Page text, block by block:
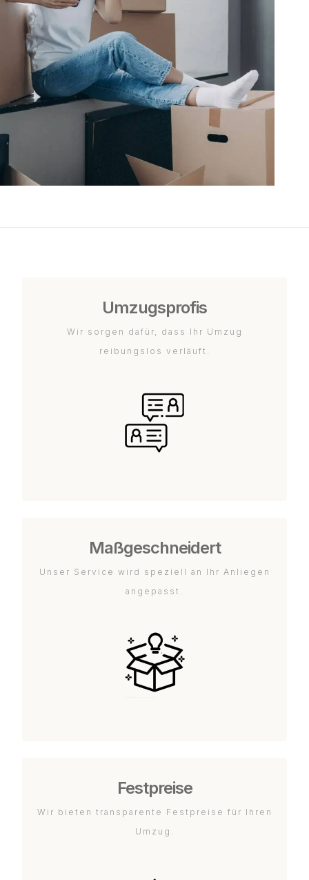
Umzugsprofis
Wir sorgen dafür, dass Ihr Umzug
reibungslos verläuft.
Maßgeschneidert
Unser Service wird speziell an Ihr Anliegen
angepasst.
Festpreise
Wir bieten transparente Festpreise für Ihren
Umzug.